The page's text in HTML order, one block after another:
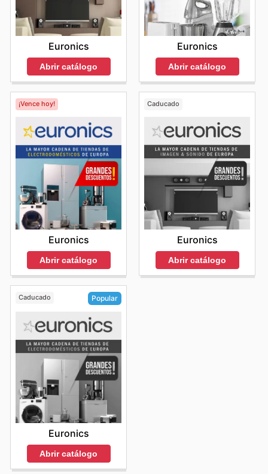
Euronics
Abrir catálogo
Euronics
Abrir catálogo
¡Vence hoy!
Euronics
Abrir catálogo
Caducado
Euronics
Abrir catálogo
Caducado Popular
Euronics
Abrir catálogo